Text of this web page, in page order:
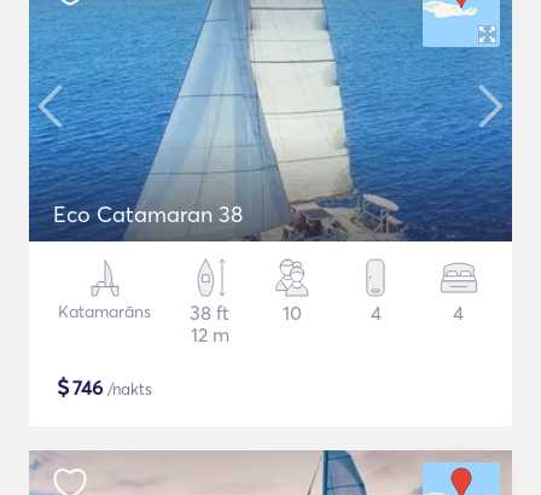
Eco Catamaran 38
Katamarāns
38 ft
12 m
10 4 4
$746 /nakts